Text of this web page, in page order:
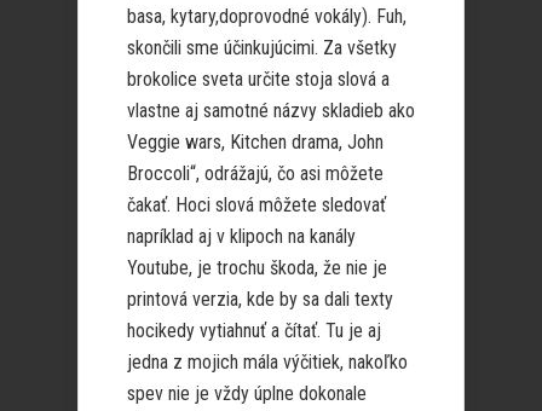
basa, kytary,doprovodné vokály). Fuh,
skončili sme účinkujúcimi. Za všetky
brokolice sveta určite stoja slová a
vlastne aj samotné názvy skladieb ako
Veggie wars, Kitchen drama, John
Broccoli“, odrážajú, čo asi môžete
čakať. Hoci slová môžete sledovať
napríklad aj v klipoch na kanály
Youtube, je trochu škoda, že nie je
printová verzia, kde by sa dali texty
hocikedy vytiahnuť a čítať. Tu je aj
jedna z mojich mála výčitiek, nakoľko
spev nie je vždy úplne dokonale